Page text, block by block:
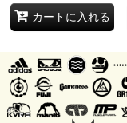
カートに入れる